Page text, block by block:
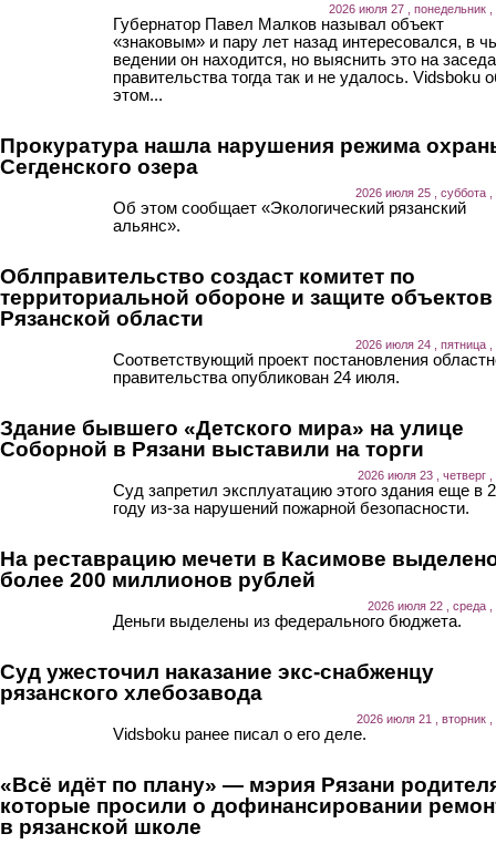
2026 июля 27 , понедельник ,
Губернатор Павел Малков называл объект
«знаковым» и пару лет назад интересовался, в
ведении он находится, но выяснить это на
правительства тогда так и не удалось. Vidsboku
этом...
Прокуратура нашла нарушения режима
Сегденского озера
2026 июля 25 , суббота ,
Об этом сообщает «Экологический рязанский
альянс».
Облправительство создаст комитет по
территориальной обороне и защите объектов
Рязанской области
2026 июля 24 , пятница ,
Соответствующий проект постановления
правительства опубликован 24 июля.
Здание бывшего «Детского мира» на улице
Соборной в Рязани выставили на торги
2026 июля 23 , четверг ,
Суд запретил эксплуатацию этого здания еще в
году из-за нарушений пожарной безопасности.
На реставрацию мечети в Касимове
более 200 миллионов рублей
2026 июля 22 , среда ,
Деньги выделены из федерального бюджета.
Суд ужесточил наказание экс-снабженцу
рязанского хлебозавода
2026 июля 21 , вторник ,
Vidsboku ранее писал о его деле.
«Всё идёт по плану» — мэрия Рязани
которые просили о дофинансировании
в рязанской школе